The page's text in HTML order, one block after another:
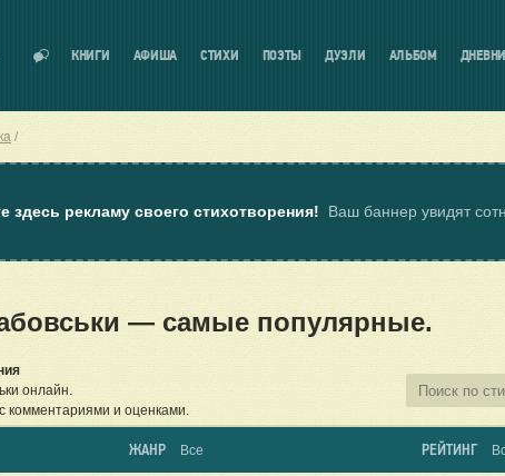
КНИГИ АФИША СТИХИ ПОЭТЫ ДУЭЛИ АЛЬБОМ
здесь рекламу своего стихотворения! Ваш баннер увидят
— самые популярные.
онлайн.
комментариями и оценками.
ЖАНР Все РЕЙТИНГ